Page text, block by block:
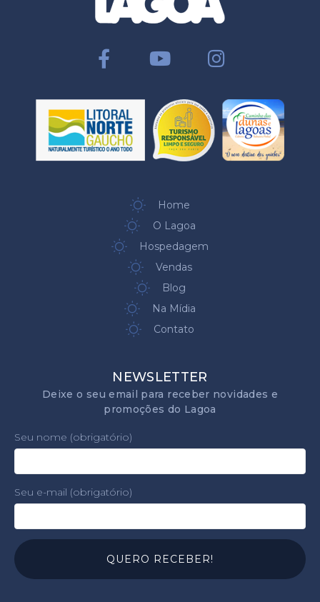
Home
O Lagoa
Hospedagem
Vendas
Blog
Na Mídia
Contato
NEWSLETTER
Deixe o seu email para receber novidades e
promoções do Lagoa
Seu nome (obrigatório)
Seu e-mail (obrigatório)